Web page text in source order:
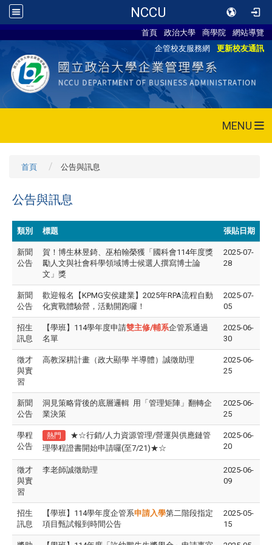
NCCU
首頁 政治大學 商學院
網站導覽
企管校友服務網
更新校友通訊
MENU
首頁 公告與訊息
公告與訊息
類別 標題 張貼日期
新聞
公告
賀！博生林昱錡、巫柏翰榮獲「國科會114年度獎
勵人文與社會科學領域博士候選人撰寫博士論
文」獎
2025-07-
28
新聞
公告
歡迎報名【KPMG安侯建業】2025年RPA流程自動
化實戰體驗營，活動開跑囉！
2025-07-
05
招生
訊息
【學班】114學年度申請雙主修/輔系企管系通過
名單
2025-06-
30
徵才
與實
習
高教深耕計畫（政大顯學 半導體）誠徵助理
2025-06-
25
新聞
公告
洞見策略背後的底層邏輯 用「管理矩陣」翻轉企
業決策
2025-06-
25
學程
公告
熱門
★☆行銷/人力資源管理/營運與供應鏈管
理學程證書開始申請囉(至7/21)★☆
2025-06-
20
徵才
與實
習
李老師誠徵助理
2025-06-
09
招生
訊息
【學班】114學年度企管系申請入學第二階段指定
項目甄試報到時間公告
2025-05-
15